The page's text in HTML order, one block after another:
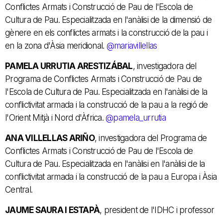
Conflictes Armats i Construcció de Pau de l'Escola de
Cultura de Pau. Especialitzada en l'anàlisi de la dimensió de
gènere en els conflictes armats i la construcció de la pau i
en la zona d'Àsia meridional. @mariavillellas
PAMELA URRUTIA ARESTIZÁBAL, investigadora del
Programa de Conflictes Armats i Construcció de Pau de
l'Escola de Cultura de Pau. Especialitzada en l'anàlisi de la
conflictivitat armada i la construcció de la pau a la regió de
l'Orient Mitjà i Nord d'Àfrica. @pamela_urrutia
ANA VILLELLAS ARIÑO, investigadora del Programa de
Conflictes Armats i Construcció de Pau de l'Escola de
Cultura de Pau. Especialitzada en l'anàlisi en l'anàlisi de la
conflictivitat armada i la construcció de la pau a Europa i Àsia
Central.
JAUME SAURA I ESTAPÀ, president de l'IDHC i professor